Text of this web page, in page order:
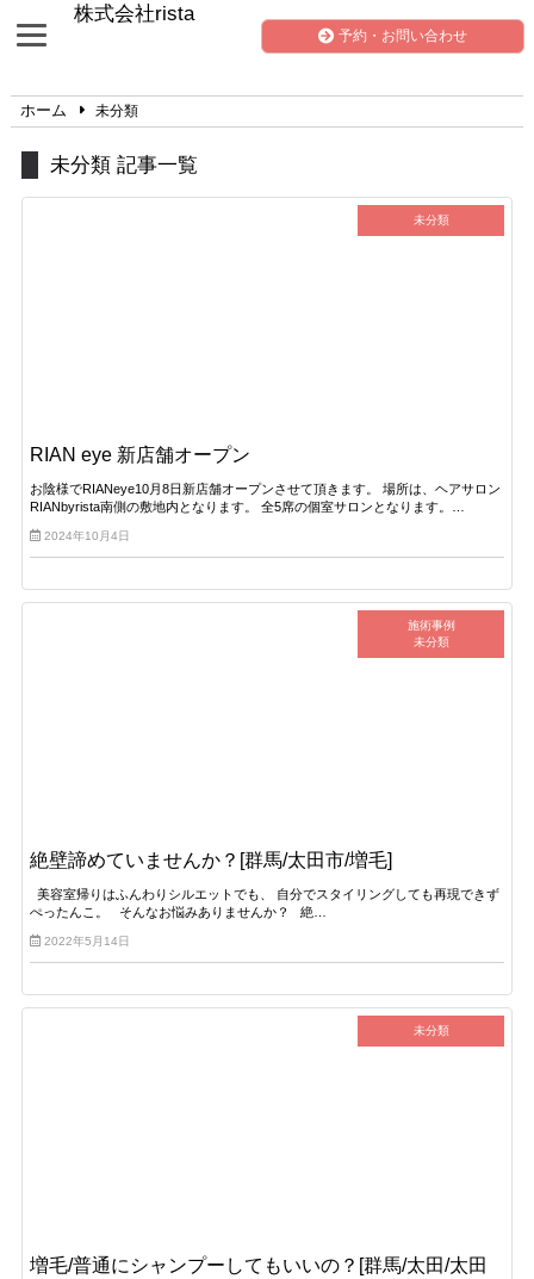
株式会社rista
予約・お問い合わせ
ホーム 未分類
未分類 記事一覧
未分類
RIAN eye 新店舗オープン
お陰様でRIANeye10月8日新店舗オープンさせて頂きます。 場所は、ヘアサロン
RIANbyrista南側の敷地内となります。 全5席の個室サロンとなります。…
2024年10月4日
施術事例
未分類
絶壁諦めていませんか？[群馬/太田市/増毛]
美容室帰りはふんわりシルエットでも、 自分でスタイリングしても再現できず
ぺったんこ。 そんなお悩みありませんか？ 絶…
2022年5月14日
未分類
増毛/普通にシャンプーしてもいいの？[群馬/太田/太田